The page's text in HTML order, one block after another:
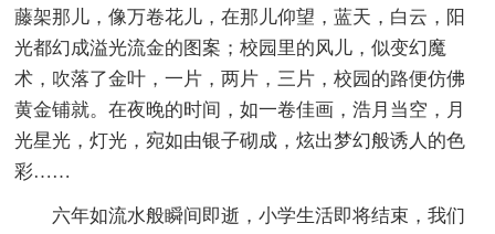
藤架那儿，像万卷花儿，在那儿仰望，蓝天，白云，阳
光都幻成溢光流金的图案；校园里的风儿，似变幻魔
术，吹落了金叶，一片，两片，三片，校园的路便仿佛
黄金铺就。在夜晚的时间，如一卷佳画，浩月当空，月
光星光，灯光，宛如由银子砌成，炫出梦幻般诱人的色
彩……
六年如流水般瞬间即逝，小学生活即将结束，我们